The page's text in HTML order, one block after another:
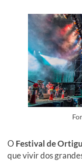
O Festival de
que vivir dos